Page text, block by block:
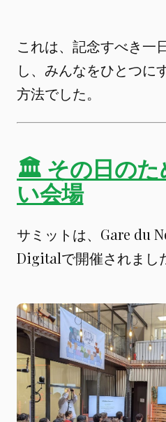
これは、記念すべき一
し、みんなをひとつに
方法でした。
🏛 その日のた
い会場
サミットは、Gare du
Digitalで開催されまし